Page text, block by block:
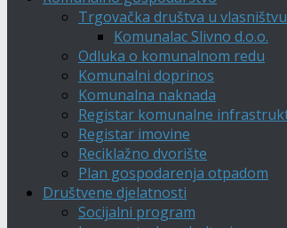
Trgovačka društva u
Komunalac Slivno d.o.o.
Odluka o komunalnom redu
Komunalni doprinos
Komunalna naknada
Registar komunalne
Registar imovine
Reciklažno dvorište
Plan gospodarenja otpadom
Društvene djelatnosti
Socijalni program